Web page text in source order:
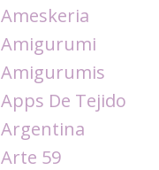
Ameskeria
Amigurumi
Amigurumis
Apps De Tejido
Argentina
Arte 59